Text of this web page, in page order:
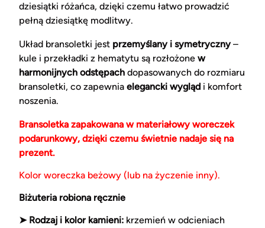
dziesiątki różańca, dzięki czemu łatwo prowadzić
pełną dziesiątkę modlitwy.
Układ bransoletki jest przemyślany i symetryczny–
kule i przekładki z hematytu są rozłożone w
harmonijnych odstępach dopasowanych do rozmiaru
bransoletki, co zapewnia elegancki wygląd i komfort
noszenia.
Bransoletka zapakowana w materiałowy woreczek
podarunkowy, dzięki czemu świetnie nadaje się na
prezent.
Kolor woreczka beżowy (lub na życzenie inny).
Biżuteria robiona ręcznie
➤ Rodzaj i kolor kamieni: krzemień w odcieniach